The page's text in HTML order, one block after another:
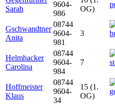
Sarah
9604-
986
OG)
Gschwandtner
Anita
08744
9604-
981
3
Helmhacker
Carolina
08744
9604-
984
7
Hoffmeister
Klaus
08744
9604-
34
15 (1.
OG)